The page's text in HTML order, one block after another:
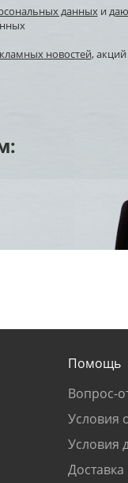
данных и даю
новостей, акций
Помощь
Вопрос-
Условия
Условия